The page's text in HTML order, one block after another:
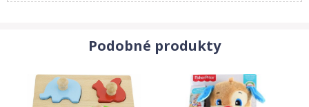
Podobné produkty